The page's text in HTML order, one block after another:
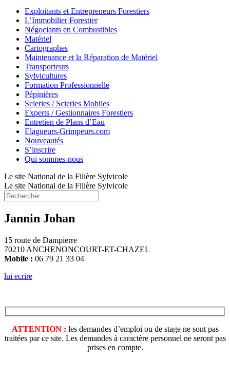
Exploitants et Entrepreneurs Forestiers
L’Immobilier Forestier
Négociants en Combustibles
Matériel
Cartographes
Maintenance et la Réparation de Matériel
Transporteurs
Sylvicultures
Formation Professionnelle
Pépinières
Scieries / Scieries Mobiles
Experts / Gestionnaires Forestiers
Entretien de Plans d’Eau
Elagueurs-Grimpeurs.com
Nouveautés
S’inscrire
Qui sommes-nous
Le site National de la Filière Sylvicole
Le site National de la Filière Sylvicole
Jannin Johan
15 route de Dampierre
70210 ANCHENONCOURT-ET-CHAZEL
Mobile : 06 79 21 33 04
lui ecrire
ATTENTION : les demandes d’emploi ou de stage ne sont pas
traitées par ce site. Les demandes à caractère personnel ne seront pas
prises en compte.